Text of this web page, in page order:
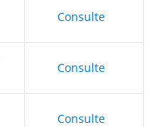
Consulte
Consulte
Consulte